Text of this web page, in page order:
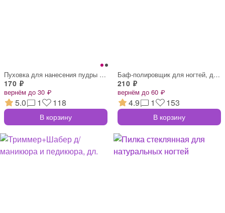
Пуховка для нанесения пудры и тон.средст
170 ₽
вернём до 30 ₽
5.0 1 118
В корзину
Баф-полировщик для ногтей, длина 9,8см 1
210 ₽
вернём до 60 ₽
4.9 1 153
В корзину